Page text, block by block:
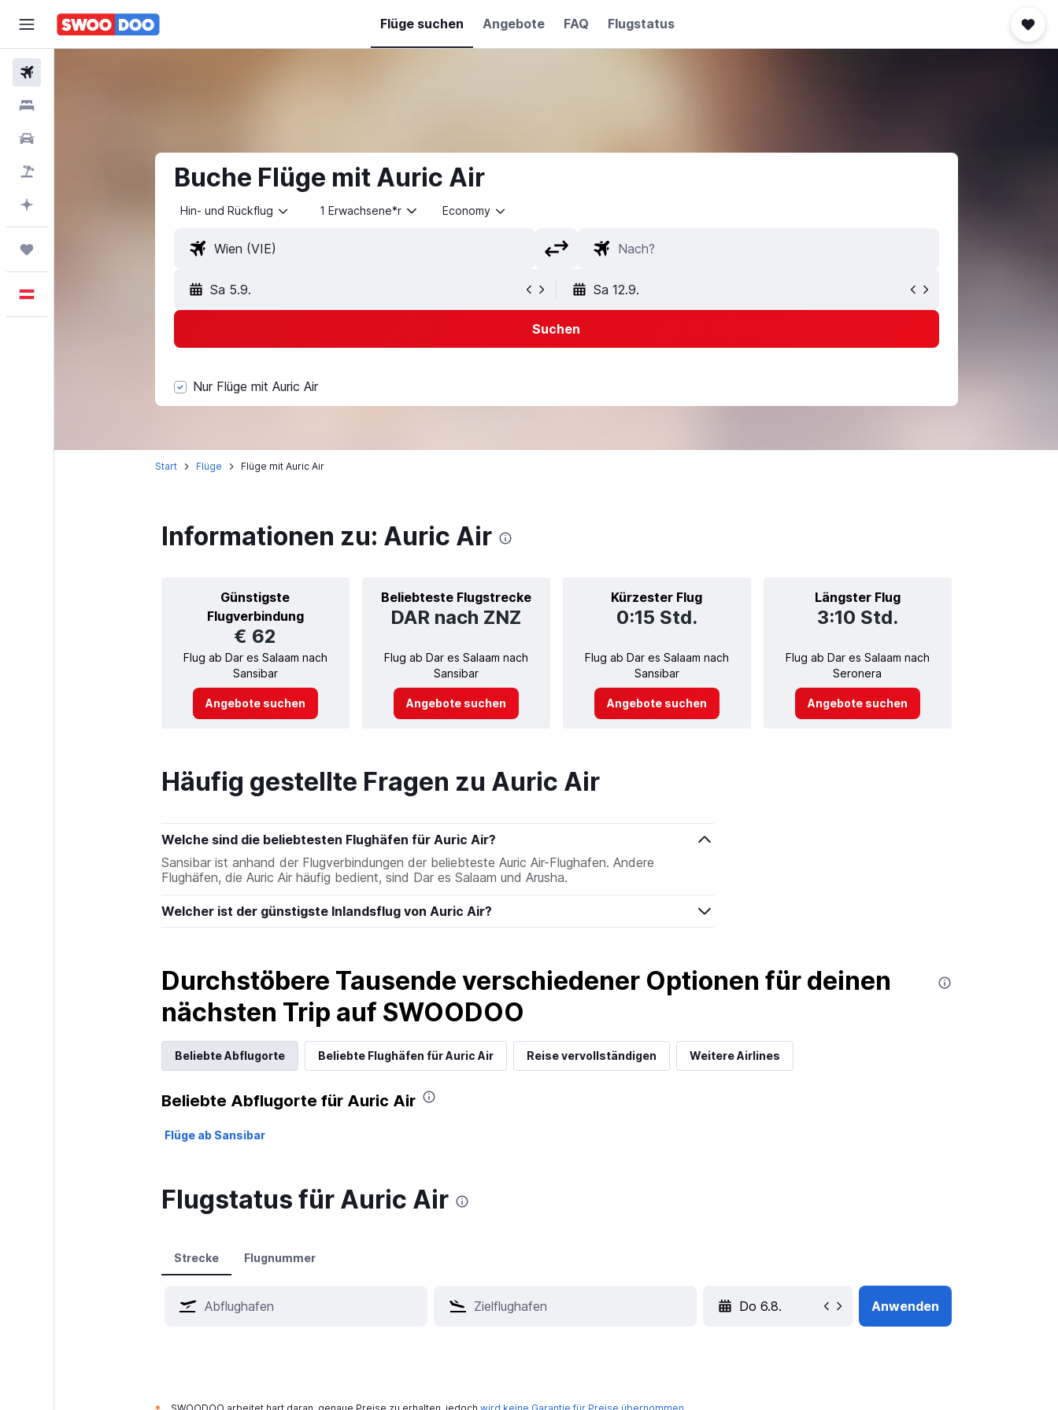
Flüge suchen Angebote FAQ Flugstatus
Buche Flüge mit Auric Air
Hin- und Rückflug 1 Erwachsene*r Economy
Sa 5.9. Sa 12.9.
Suchen
Nur Flüge mit Auric Air
Start Flüge Flüge mit Auric Air
Informationen zu: Auric Air
Günstigste
Flugverbindung
€ 62
Beliebteste Flugstrecke
DAR nach ZNZ
Kürzester Flug
0:15 Std.
Längster Flug
3:10 Std.
Flug ab Dar es Salaam nach
Sansibar
Angebote suchen
Flug ab Dar es Salaam nach
Sansibar
Angebote suchen
Flug ab Dar es Salaam nach
Sansibar
Angebote suchen
Flug ab Dar es Salaam nach
Seronera
Angebote suchen
Häufig gestellte Fragen zu Auric Air
Welche sind die beliebtesten Flughäfen für Auric Air?
Sansibar ist anhand der Flugverbindungen der beliebteste Auric Air-Flughafen. Andere
Flughäfen, die Auric Air häufig bedient, sind Dar es Salaam und Arusha.
Welcher ist der günstigste Inlandsflug von Auric Air?
Durchstöbere Tausende verschiedener Optionen für deinen
nächsten Trip auf SWOODOO
Beliebte Abflugorte Beliebte Flughäfen für Auric Air Reise vervollständigen Weitere Airlines
Beliebte Abflugorte für Auric Air
Flüge ab Sansibar
Flugstatus für Auric Air
Strecke Flugnummer
Anwenden
SWOODOO arbeitet hart daran, genaue Preise zu erhalten, jedoch wird keine Garantie für Preise übernommen